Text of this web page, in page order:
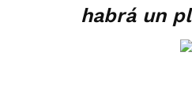
habrá un